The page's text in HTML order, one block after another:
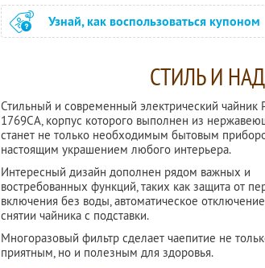
Узнай, как воспользоваться купоном
СТИЛЬ И
Стильный и современный электрический чайник
1769CA, корпус которого выполнен из
станет не только необходимым бытовым
настоящим украшением любого интерьера.
Интересный дизайн дополнен рядом важных и
востребованных функций, таких как защита от
включения без воды, автоматическое
снятии чайника с подставки.
Многоразовый фильтр сделает чаепитие не
приятным, но и полезным для здоровья.